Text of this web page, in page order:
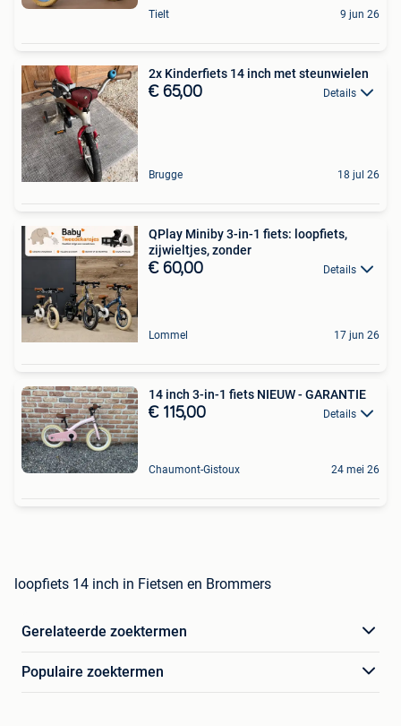
Tielt 9 jun 26
2x Kinderfiets 14 inch met steunwielen
€ 65,00 Details
Brugge 18 jul 26
QPlay Miniby 3-in-1 fiets: loopfiets,
zijwieltjes, zonder
€ 60,00 Details
Lommel 17 jun 26
14 inch 3-in-1 fiets NIEUW - GARANTIE
€ 115,00 Details
Chaumont-Gistoux 24 mei 26
loopfiets 14 inch in Fietsen en Brommers
Gerelateerde zoektermen
Populaire zoektermen